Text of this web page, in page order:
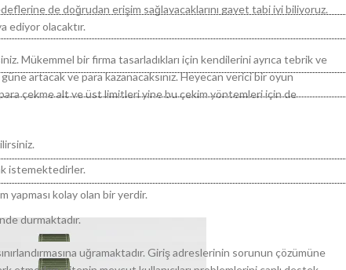
de doğrudan erişim sağlayacaklarını gayet tabi iyi biliyoruz.
ediyor olacaktır.
Mükemmel bir firma tasarladıkları için kendilerini ayrıca tebrik ve
artacak ve para kazanacaksınız. Heyecan verici bir oyun
para çekme alt ve üst limitleri yine bu çekim yöntemleri için de
istemektedirler.
kolay olan bir yerdir.
durmaktadır.
uğramaktadır. Giriş adreslerinin sorunun çözümüne